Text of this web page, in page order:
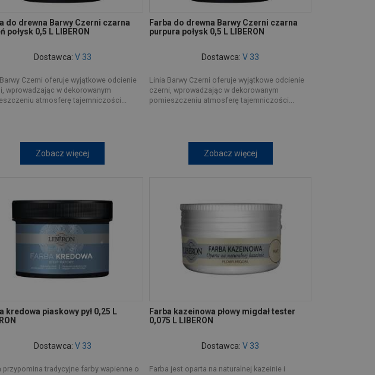
do drewna Barwy Czerni czarna
połysk 0,5 L LIBERON
Dostawca: V 33
Czerni oferuje wyjątkowe odcienie
wprowadzając w dekorowanym
atmosferę tajemniczości...
Zobacz więcej
Farba do drewna Barwy Czerni czarna
purpura połysk 0,5 L LIBERON
Dostawca:V 33
Linia Barwy Czerni oferuje wyjątkowe odcienie
czerni, wprowadzając w dekorowanym
pomieszczeniu atmosferę tajemniczości...
Zobacz więcej
kredowa piaskowy pył 0,25 L
Dostawca: V 33
przypomina tradycyjne farby wapienne o
Farba kazeinowa płowy migdał tester
0,075 L LIBERON
Dostawca:V 33
Farba jest oparta na naturalnej kazeinie i